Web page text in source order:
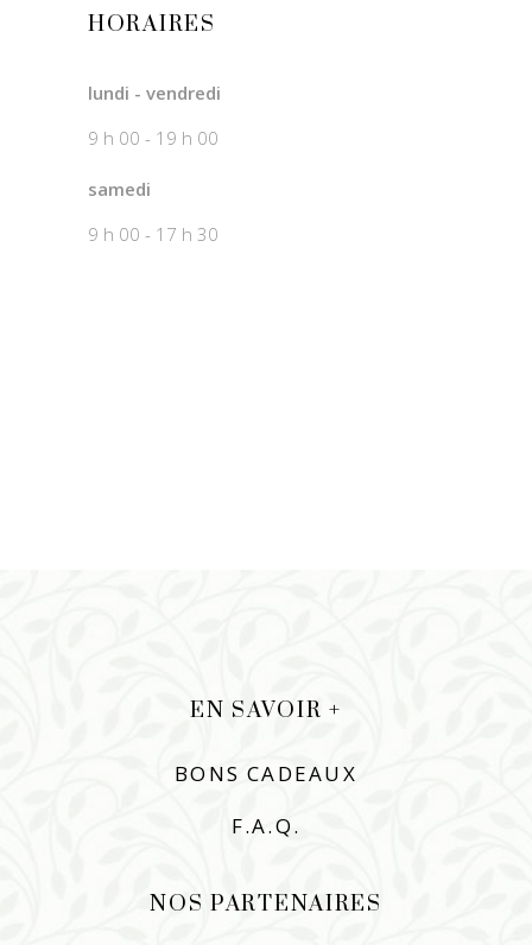
HORAIRES
lundi - vendredi
9 h 00 - 19 h 00
samedi
9 h 00 - 17 h 30
EN SAVOIR +
BONS CADEAUX
F.A.Q.
NOS PARTENAIRES